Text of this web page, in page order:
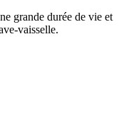
grande durée de vie et
vaisselle.